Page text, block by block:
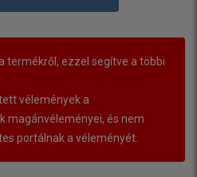
termékről, ezzel segítve a többi
vélemények a
magánvéleményei, és nem
portálnak a véleményét.